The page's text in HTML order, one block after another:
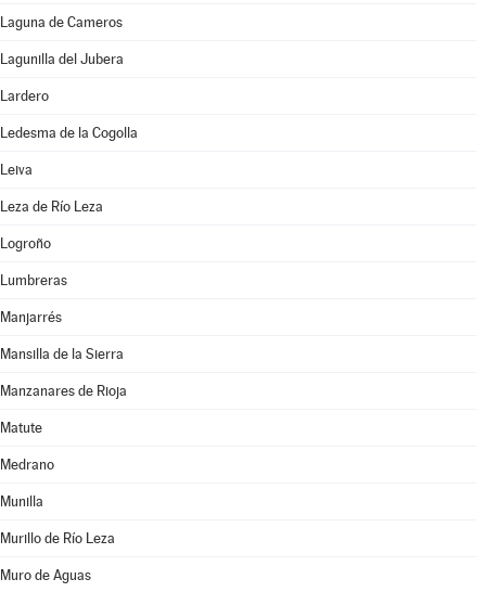
Laguna de Cameros
Lagunilla del Jubera
Lardero
Ledesma de la Cogolla
Leiva
Leza de Río Leza
Logroño
Lumbreras
Manjarrés
Mansilla de la Sierra
Manzanares de Rioja
Matute
Medrano
Munilla
Murillo de Río Leza
Muro de Aguas